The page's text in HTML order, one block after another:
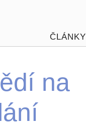
ČLÁNKY
na